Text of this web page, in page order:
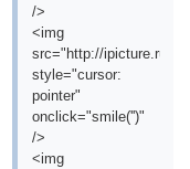
/>
<img
src="http://ipicture.ru/
style="cursor:
pointer"
onclick="smile('')"
/>
<img